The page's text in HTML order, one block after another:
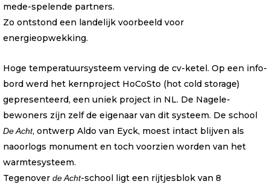
mede-spelende partners.
Zo ontstond een landelijk voorbeeld voor
energieopwekking.
Hoge temperatuursysteem verving de cv-ketel. Op een info-
bord werd het kernproject HoCoSto (hot cold storage)
gepresenteerd, een uniek project in NL. De Nagele-
bewoners zijn zelf de eigenaar van dit systeem. De school
De Acht, ontwerp Aldo van Eyck, moest intact blijven als
naoorlogs monument en toch voorzien worden van het
warmtesysteem.
Tegenover de Acht-school ligt een rijtjesblok van 8